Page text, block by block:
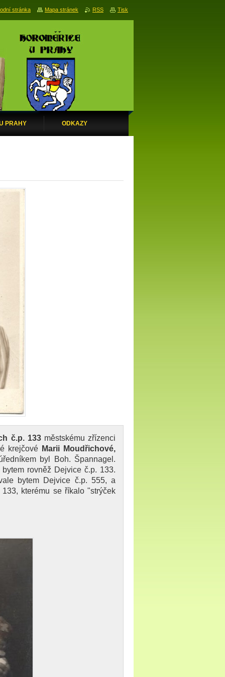
PRAHY ODKAZY
č.p. 133městskému zřízenci
krejčové Marii Moudřichové,
byl Boh. Špannagel.
rovněž Dejvice č.p. 133.
bytem Dejvice č.p. 555, a
kterému se říkalo "strýček
stránka Mapa stránek RSS Tisk